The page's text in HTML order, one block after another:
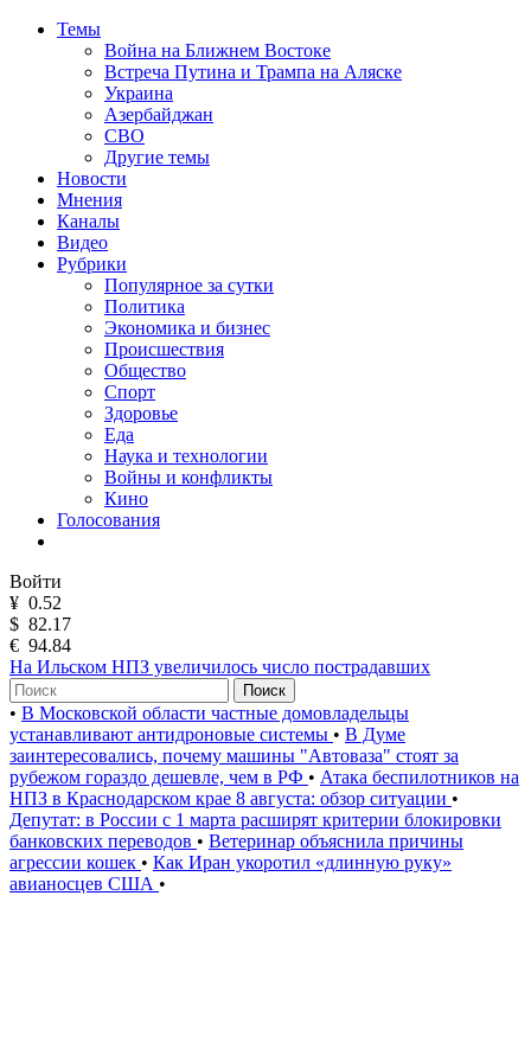
Темы
Война на Ближнем Востоке
Встреча Путина и Трампа на Аляске
Украина
Азербайджан
СВО
Другие темы
Новости
Мнения
Каналы
Видео
Рубрики
Популярное за сутки
Политика
Экономика и бизнес
Происшествия
Общество
Спорт
Здоровье
Еда
Наука и технологии
Войны и конфликты
Кино
Голосования
Войти
¥ 0.52
$ 82.17
€ 94.84
На Ильском НПЗ увеличилось число пострадавших
Поиск
• В Московской области частные домовладельцы
устанавливают антидроновые системы • В Думе
заинтересовались, почему машины "Автоваза" стоят за
рубежом гораздо дешевле, чем в РФ • Атака беспилотников на
НПЗ в Краснодарском крае 8 августа: обзор ситуации •
Депутат: в России с 1 марта расширят критерии блокировки
банковских переводов • Ветеринар объяснила причины
агрессии кошек • Как Иран укоротил «длинную руку»
авианосцев США •